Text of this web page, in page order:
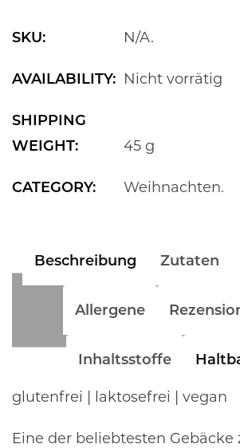
SKU: N/A.
AVAILABILITY: Nicht vorrätig
SHIPPING
WEIGHT:
45 g
CATEGORY: Weihnachten.
Beschreibung Zutaten
Allergene
Inhaltsstoffe
glutenfrei | laktosefrei | vegan
Eine der beliebtesten Gebäcke